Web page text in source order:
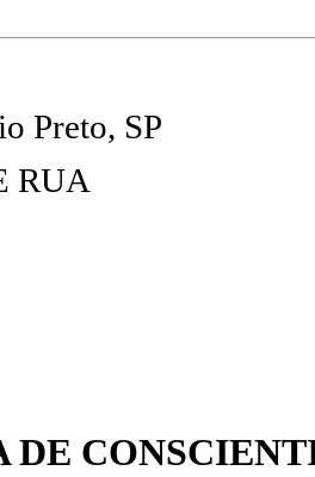
Preto, SP
RUA
DE